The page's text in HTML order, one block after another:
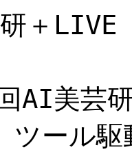
＋LIVE
AI美芸
ール駆